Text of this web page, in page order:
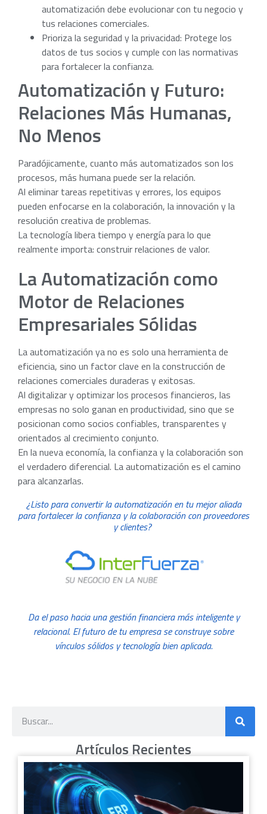
automatización debe evolucionar con tu negocio y
tus relaciones comerciales.
Prioriza la seguridad y la privacidad: Protege los
datos de tus socios y cumple con las normativas
para fortalecer la confianza.
Automatización y Futuro:
Relaciones Más Humanas,
No Menos
Paradójicamente, cuanto más automatizados son los
procesos, más humana puede ser la relación.
Al eliminar tareas repetitivas y errores, los equipos
pueden enfocarse en la colaboración, la innovación y la
resolución creativa de problemas.
La tecnología libera tiempo y energía para lo que
realmente importa: construir relaciones de valor.
La Automatización como
Motor de Relaciones
Empresariales Sólidas
La automatización ya no es solo una herramienta de
eficiencia, sino un factor clave en la construcción de
relaciones comerciales duraderas y exitosas.
Al digitalizar y optimizar los procesos financieros, las
empresas no solo ganan en productividad, sino que se
posicionan como socios confiables, transparentes y
orientados al crecimiento conjunto.
En la nueva economía, la confianza y la colaboración son
el verdadero diferencial. La automatización es el camino
para alcanzarlas.
¿Listo para convertir la automatización en tu mejor aliada
para fortalecer la confianza y la colaboración con proveedores
y clientes?
Da el paso hacia una gestión financiera más inteligente y
relacional. El futuro de tu empresa se construye sobre
vínculos sólidos y tecnología bien aplicada.
Artículos Recientes